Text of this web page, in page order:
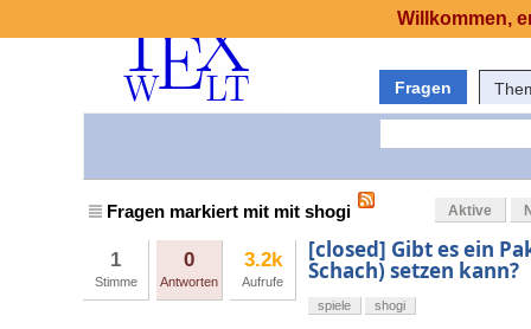
Fragen
Fragen markiert mit mit shogi Aktive
1
Stimme
0
Antworten
3.2k
Aufrufe
[closed] Gibt es ein
Schach) setzen kann?
spiele shogi
Willkommen,